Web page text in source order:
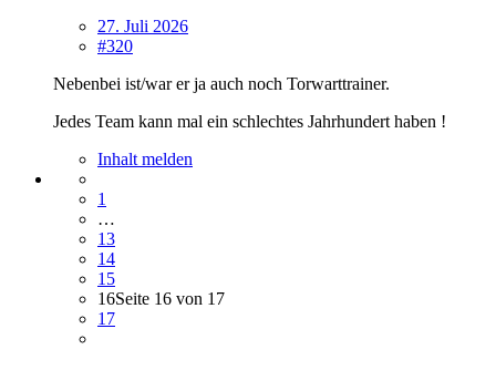
27. Juli 2026
#320
Nebenbei ist/war er ja auch noch Torwarttrainer.
Jedes Team kann mal ein schlechtes Jahrhundert haben !
Inhalt melden
1
…
13
14
15
16Seite 16 von 17
17